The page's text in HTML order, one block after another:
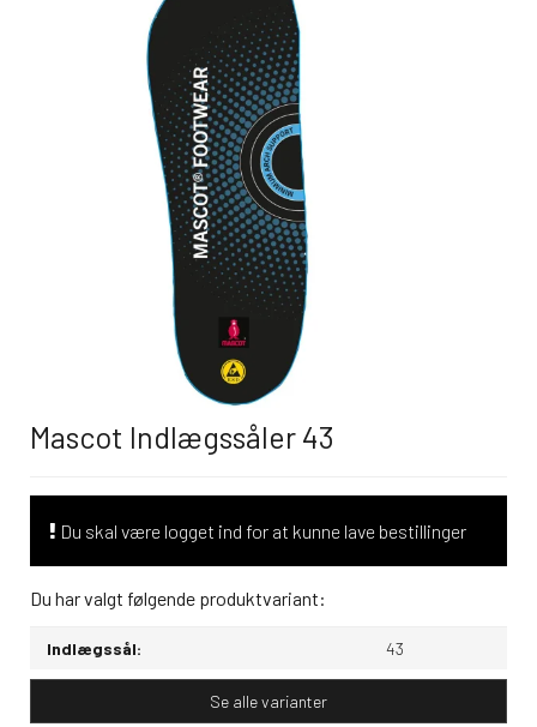
Mascot Indlægssåler 43
Du skal være logget ind for at kunne lave bestillinger
Du har valgt følgende produktvariant:
Indlægssål: 43
Se alle varianter